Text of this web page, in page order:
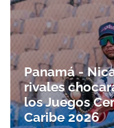
Panamá -
rivales
los Juegos
Caribe 2026